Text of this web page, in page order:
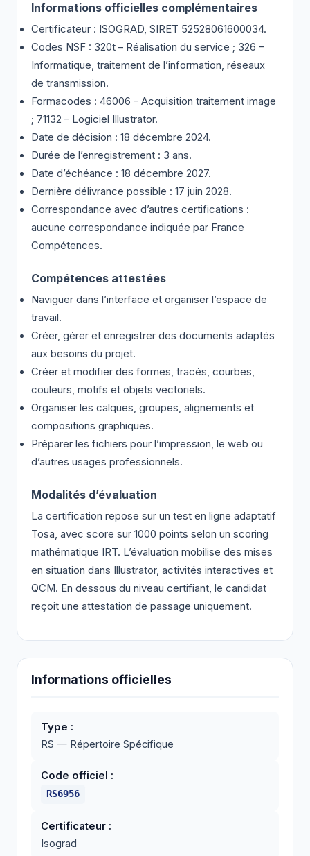
Informations officielles complémentaires
Certificateur : ISOGRAD, SIRET 52528061600034.
Codes NSF : 320t – Réalisation du service ; 326 –
Informatique, traitement de l’information, réseaux
de transmission.
Formacodes : 46006 – Acquisition traitement image
; 71132 – Logiciel Illustrator.
Date de décision : 18 décembre 2024.
Durée de l’enregistrement : 3 ans.
Date d’échéance : 18 décembre 2027.
Dernière délivrance possible : 17 juin 2028.
Correspondance avec d’autres certifications :
aucune correspondance indiquée par France
Compétences.
Compétences attestées
Naviguer dans l’interface et organiser l’espace de
travail.
Créer, gérer et enregistrer des documents adaptés
aux besoins du projet.
Créer et modifier des formes, tracés, courbes,
couleurs, motifs et objets vectoriels.
Organiser les calques, groupes, alignements et
compositions graphiques.
Préparer les fichiers pour l’impression, le web ou
d’autres usages professionnels.
Modalités d’évaluation
La certification repose sur un test en ligne adaptatif
Tosa, avec score sur 1000 points selon un scoring
mathématique IRT. L’évaluation mobilise des mises
en situation dans Illustrator, activités interactives et
QCM. En dessous du niveau certifiant, le candidat
reçoit une attestation de passage uniquement.
Informations officielles
Type :
RS — Répertoire Spécifique
Code officiel :
RS6956
Certificateur :
Isograd